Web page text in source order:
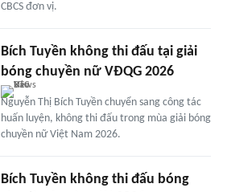
CBCS đơn vị.
Bích Tuyền không thi đấu tại giải
bóng chuyền nữ VĐQG 2026
Nguyễn Thị Bích Tuyền chuyển sang công tác
huấn luyện, không thi đấu trong mùa giải bóng
chuyền nữ Việt Nam 2026.
Bích Tuyền không thi đấu bóng